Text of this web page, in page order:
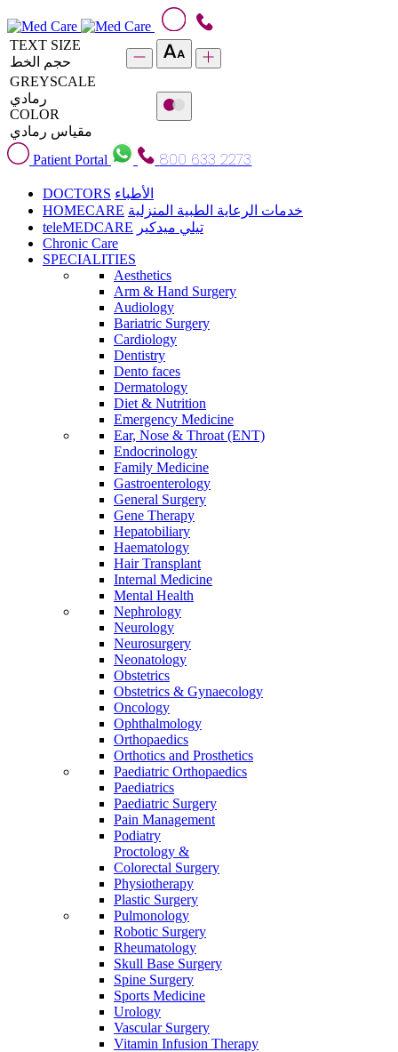
TEXT SIZE
حجم الخط
GREYSCALE
رمادي
COLOR
مقياس رمادي
Patient Portal
800 633 2273
DOCTORS الأطباء
HOMECARE خدمات الرعاية الطبية المنزلية
teleMEDCARE تيلي ميدكير
Chronic Care
SPECIALITIES
Aesthetics
Arm & Hand Surgery
Audiology
Bariatric Surgery
Cardiology
Dentistry
Dento faces
Dermatology
Diet & Nutrition
Emergency Medicine
Ear, Nose & Throat (ENT)
Endocrinology
Family Medicine
Gastroenterology
General Surgery
Gene Therapy
Hepatobiliary
Haematology
Hair Transplant
Internal Medicine
Mental Health
Nephrology
Neurology
Neurosurgery
Neonatology
Obstetrics
Obstetrics & Gynaecology
Oncology
Ophthalmology
Orthopaedics
Orthotics and Prosthetics
Paediatric Orthopaedics
Paediatrics
Paediatric Surgery
Pain Management
Podiatry
Proctology &
Colorectal Surgery
Physiotherapy
Plastic Surgery
Pulmonology
Robotic Surgery
Rheumatology
Skull Base Surgery
Spine Surgery
Sports Medicine
Urology
Vascular Surgery
Vitamin Infusion Therapy